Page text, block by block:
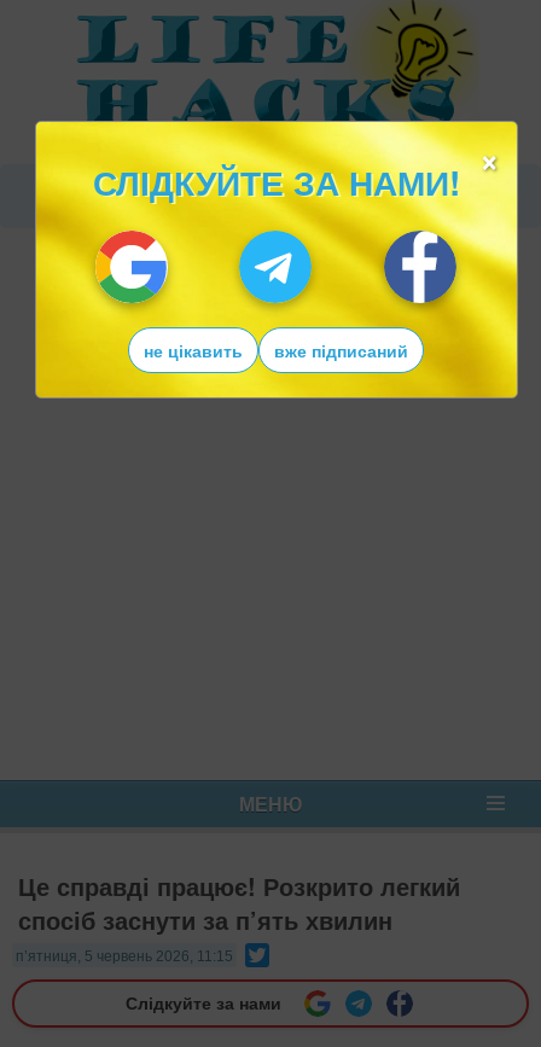
МЕНЮ
Це справді працює! Розкрито легкий
спосіб заснути за п’ять хвилин
п’ятниця, 5 червень 2026, 11:15
Слідкуйте за нами
×
СЛІДКУЙТЕ ЗА НАМИ!
не цікавить вже підписаний